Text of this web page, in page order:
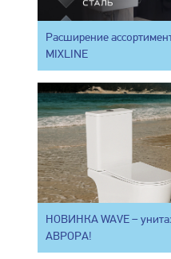
Расширение
MIXLINE
НОВИНКА WAVE –
АВРОРА!